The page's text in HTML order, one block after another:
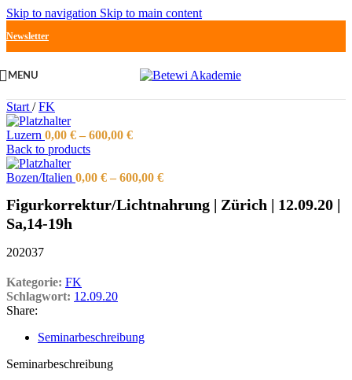
Skip to navigation Skip to main content
Newsletter
MENU
Start / FK
Luzern 0,00 € – 600,00 €
Back to products
Bozen/Italien 0,00 € – 600,00 €
Figurkorrektur/Lichtnahrung | Zürich | 12.09.20 |
Sa,14-19h
202037
Kategorie: FK
Schlagwort: 12.09.20
Share:
Seminarbeschreibung
Seminarbeschreibung